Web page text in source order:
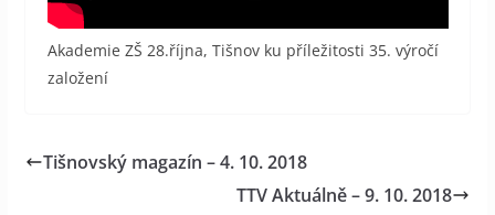
Akademie ZŠ 28.října, Tišnov ku příležitosti 35. výročí
založení
Tišnovský magazín – 4. 10. 2018
TTV Aktuálně – 9. 10. 2018